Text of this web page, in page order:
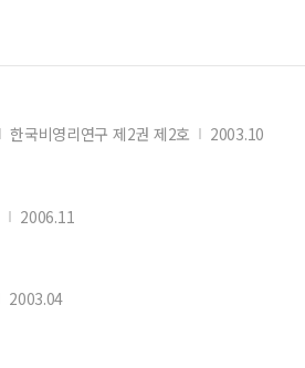
한국비영리연구 제2권 제2호 2003.10
2006.11
2003.04